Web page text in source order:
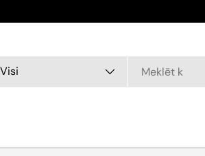
veids
Visi